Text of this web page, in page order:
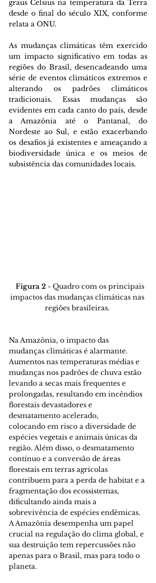
graus Celsius na temperatura da Terra
desde o final do século XIX, conforme
relata a ONU.
As mudanças climáticas têm exercido
um impacto significativo em todas as
regiões do Brasil, desencadeando uma
série de eventos climáticos extremos e
alterando os padrões climáticos
tradicionais. Essas mudanças são
evidentes em cada canto do país, desde
a Amazônia até o Pantanal, do
Nordeste ao Sul, e estão exacerbando
os desafios já existentes e ameaçando a
biodiversidade única e os meios de
subsistência das comunidades locais.
Figura 2 - Quadro com os principais
impactos das mudanças climáticas nas
regiões brasileiras.
Na Amazônia, o impacto das
mudanças climáticas é alarmante.
Aumentos nas temperaturas médias e
mudanças nos padrões de chuva estão
levando a secas mais frequentes e
prolongadas, resultando em incêndios
florestais devastadores e
desmatamento acelerado,
colocando em risco a diversidade de
espécies vegetais e animais únicas da
região. Além disso, o desmatamento
contínuo e a conversão de áreas
florestais em terras agrícolas
contribuem para a perda de habitat e a
fragmentação dos ecossistemas,
dificultando ainda mais a
sobrevivência de espécies endêmicas.
A Amazônia desempenha um papel
crucial na regulação do clima global, e
sua destruição tem repercussões não
apenas para o Brasil, mas para todo o
planeta.